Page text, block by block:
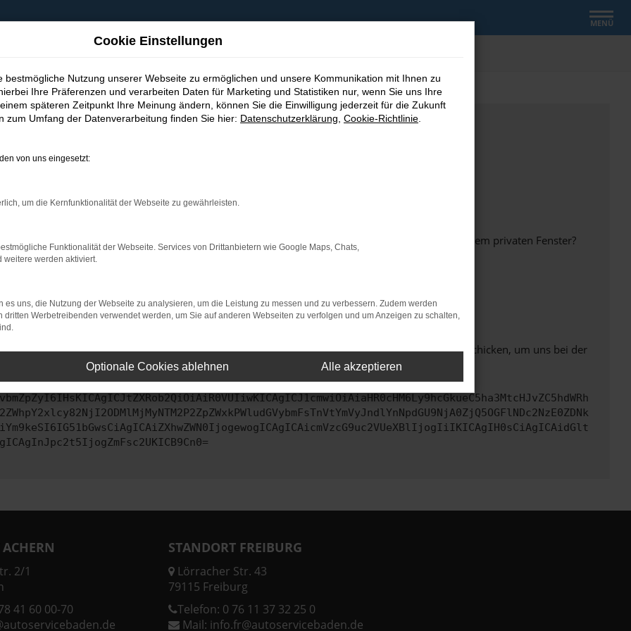
MENÜ
bestimmter Seiten verhindern. Funktioniert die Seite in einem anderen Browser oder in einem privaten Fenster?
beheben.
auf dem neuesten Stand sind.
kann auch dazu führen, dass bestimmte Funktionen nicht mehr unterstützt werden.
uns bitte. Wir werden versuchen, das Problem zu beheben. Du kannst uns diesen Text schicken, um uns bei der
2/1
41 60 00-70
STANDORT FREIBURG
Lörracher Str. 43
79115 Freiburg
Telefon: 0 76 11 37 32 25 0
Mail: info.fr@autoservicebaden.de
Cookie Einstellungen
bestmögliche Nutzung unserer Webseite zu ermöglichen und unsere Kommunikation mit Ihnen zu
Ihre Präferenzen und verarbeiten Daten für Marketing und Statistiken nur, wenn Sie uns Ihre
späteren Zeitpunkt Ihre Meinung ändern, können Sie die Einwilligung jederzeit für die Zukunft
zum Umfang der Datenverarbeitung finden Sie hier: Datenschutzerklärung Cookie-Richtlinie
von uns eingesetzt:
um die Kernfunktionalität der Webseite zu gewährleisten.
Funktionalität der Webseite. Services von Drittanbietern wie Google Maps, Chats,
weitere werden aktiviert.
es uns, die Nutzung der Webseite zu analysieren, um die Leistung zu messen und zu verbessern. Zudem werden
dritten Werbetreibenden verwendet werden, um Sie auf anderen Webseiten zu verfolgen und um Anzeigen zu schalten,
Optionale Cookies ablehnen Alle akzeptieren